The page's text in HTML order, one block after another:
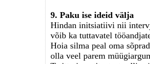
9. Paku ise ideid välja
Hindan initsiatiivi nii
võib ka tuttavatel
Hoia silma peal oma
olla veel parem